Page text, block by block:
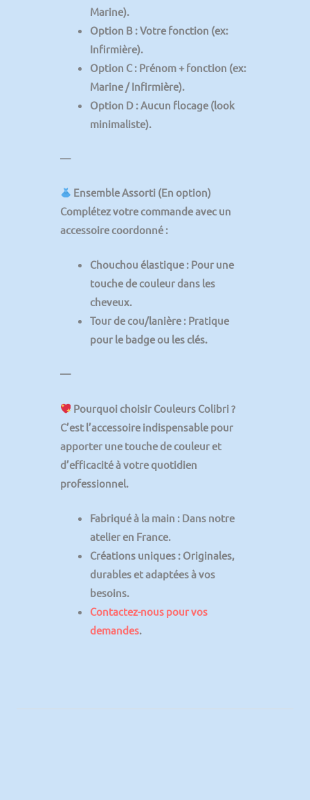
Marine).
Option B : Votre fonction (ex:
Infirmière).
Option C: Prénom + fonction (ex:
Marine / Infirmière).
Option D : Aucun flocage (look
minimaliste).
—
Ensemble Assorti (En option)
Complétez votre commande avec un
accessoire coordonné :
Chouchou élastique : Pour une
touche de couleur dans les
cheveux.
Tour de cou/lanière : Pratique
pour le badge ou les clés.
—
Pourquoi choisir Couleurs Colibri ?
C’est l’accessoire indispensable pour
apporter une touche de couleur et
d’efficacitéà votre quotidien
professionnel.
Fabriqué à la main : Dans notre
atelier en France.
Créations uniques : Originales,
durables et adaptées à vos
besoins.
Contactez-nous pour vos
demandes.